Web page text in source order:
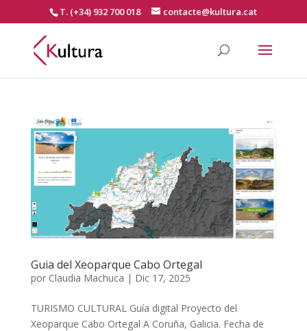
T. (+34) 932 700 018 contacte@kultura.cat
Guia del Xeoparque Cabo Ortegal
por Claudia Machuca | Dic 17, 2025
TURISMO CULTURAL Guía digital Proyecto del
Xeoparque Cabo Ortegal A Coruña, Galicia. Fecha de